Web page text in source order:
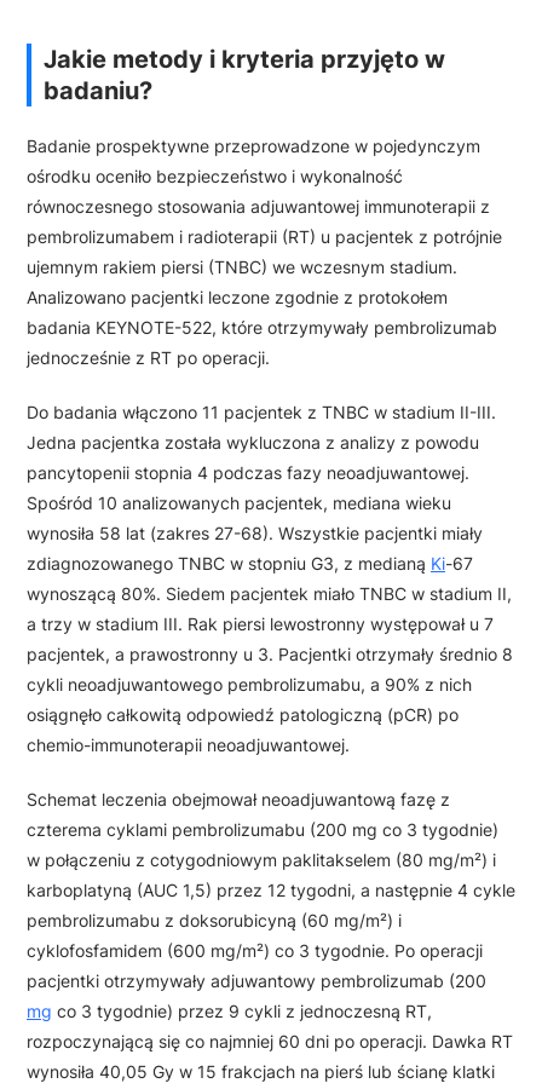
Jakie metody i kryteria przyjęto w
badaniu?
Badanie prospektywne przeprowadzone w pojedynczym
ośrodku oceniło bezpieczeństwo i wykonalność
równoczesnego stosowania adjuwantowej immunoterapii z
pembrolizumabem i radioterapii (RT) u pacjentek z potrójnie
ujemnym rakiem piersi (TNBC) we wczesnym stadium.
Analizowano pacjentki leczone zgodnie z protokołem
badania KEYNOTE-522, które otrzymywały pembrolizumab
jednocześnie z RT po operacji.
Do badania włączono 11 pacjentek z TNBC w stadium II-III.
Jedna pacjentka została wykluczona z analizy z powodu
pancytopenii stopnia 4 podczas fazy neoadjuwantowej.
Spośród 10 analizowanych pacjentek, mediana wieku
wynosiła 58 lat (zakres 27-68). Wszystkie pacjentki miały
zdiagnozowanego TNBC w stopniu G3, z medianą Ki-67
wynoszącą 80%. Siedem pacjentek miało TNBC w stadium II,
a trzy w stadium III. Rak piersi lewostronny występował u 7
pacjentek, a prawostronny u 3. Pacjentki otrzymały średnio 8
cykli neoadjuwantowego pembrolizumabu, a 90% z nich
osiągnęło całkowitą odpowiedź patologiczną (pCR) po
chemio-immunoterapii neoadjuwantowej.
Schemat leczenia obejmował neoadjuwantową fazę z
czterema cyklami pembrolizumabu (200 mg co 3 tygodnie)
w połączeniu z cotygodniowym paklitakselem (80 mg/m²) i
karboplatyną (AUC 1,5) przez 12 tygodni, a następnie 4 cykle
pembrolizumabu z doksorubicyną (60 mg/m²) i
cyklofosfamidem (600 mg/m²) co 3 tygodnie. Po operacji
pacjentki otrzymywały adjuwantowy pembrolizumab (200
mg co 3 tygodnie) przez 9 cykli z jednoczesną RT,
rozpoczynającą się co najmniej 60 dni po operacji. Dawka RT
wynosiła 40,05 Gy w 15 frakcjach na pierś lub ścianę klatki